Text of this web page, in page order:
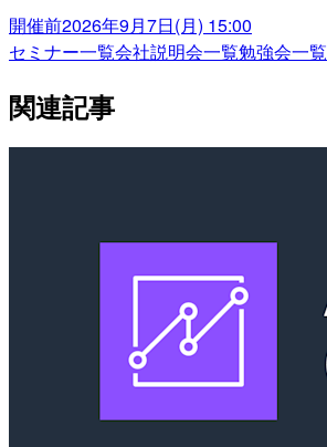
開催前2026年9月7日(月) 15:00
セミナー一覧会社説明会一覧勉強会一覧
関連記事